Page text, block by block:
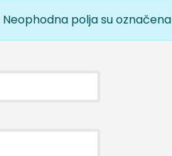
Neophodna polja su označena